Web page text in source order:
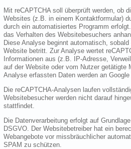
Mit reCAPTCHA soll überprüft werden, ob
Websites (z.B. in einem Kontaktformular)
durch ein automatisiertes Programm
das Verhalten des Websitebesuchers
Diese Analyse beginnt automatisch,
Website betritt. Zur Analyse wertet
Informationen aus (z.B. IP-Adresse,
auf der Website oder vom Nutzer getätigte
Analyse erfassten Daten werden an Google
Die reCAPTCHA-Analysen laufen
Websitebesucher werden nicht darauf
stattfindet.
Die Datenverarbeitung erfolgt auf
DSGVO. Der Websitebetreiber hat ein
Webangebote vor missbräuchlicher
SPAM zu schützen.